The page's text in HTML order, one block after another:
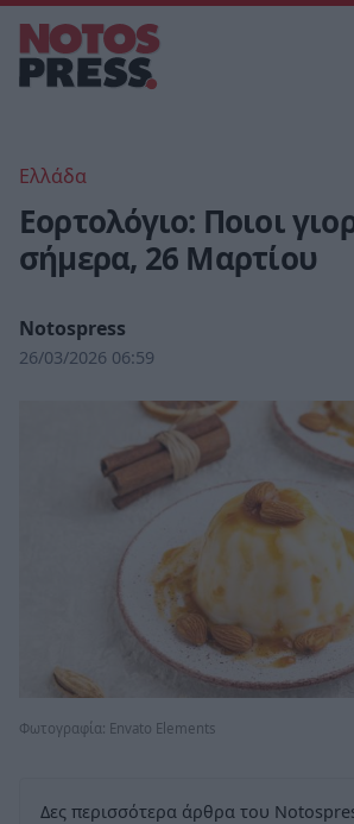
Ελλάδα
Εορτολόγιο: Ποιοι
σήμερα, 26 Μαρτίου
Notospress
26/03/2026 06:59
Φωτογραφία: Envato Elements
Δες περισσότερα άρθρα του